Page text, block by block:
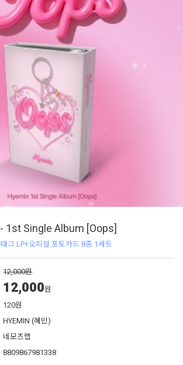
1st Single Album [Oops]
그 LP+오피셜 포토카드 8종 1세트
12,000원
12,000원
120원
HYEMIN (혜민)
네모즈랩
8809867981338